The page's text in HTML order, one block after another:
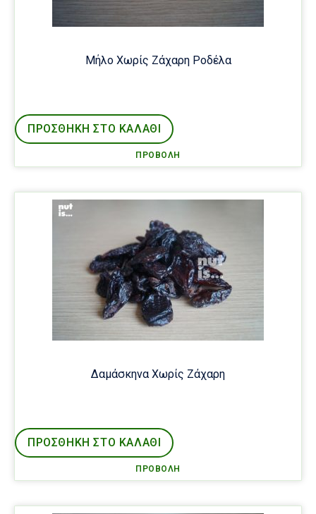
Μήλο Χωρίς Ζάχαρη Ροδέλα
ΠΡΟΒΟΛΉ
ΠΡΟΣΘΉΚΗ ΣΤΟ ΚΑΛΑΘΙ
Δαμάσκηνα Χωρίς Ζάχαρη
ΠΡΟΒΟΛΉ
ΠΡΟΣΘΉΚΗ ΣΤΟ ΚΑΛΑΘΙ